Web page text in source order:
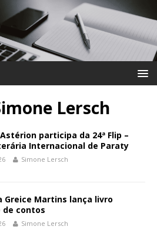
Lersch
participa da 24ª Flip –
Internacional de Paraty
Simone Lersch
Greice Martins lança livro
contos
Simone Lersch